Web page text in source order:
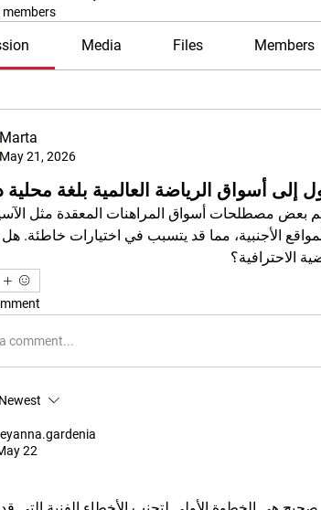
members
Media Files Members
Marta
May 21, 2026
إلى أسواق الرياضة العالمية بلغة محلية
الاحترافية؟
comment...
Newest
22